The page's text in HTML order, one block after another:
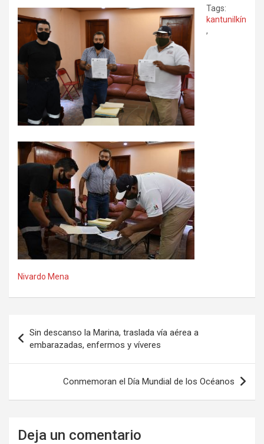
Tags:
kantunilkín
,
Nivardo Mena
de
entradas
Sin descanso la Marina, traslada vía aérea a
embarazadas, enfermos y víveres
Conmemoran el Día Mundial de los Océanos
Deja un comentario